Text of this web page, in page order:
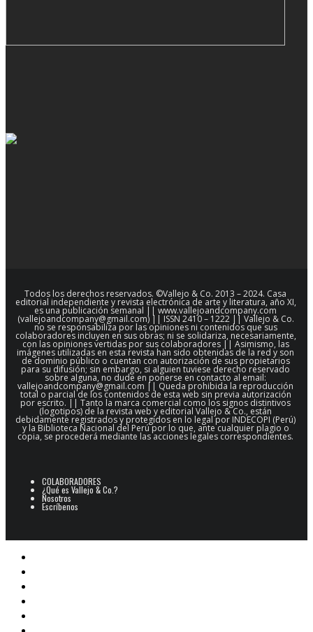
Todos los derechos reservados. ©Vallejo & Co. 2013 – 2024. Casa
editorial independiente y revista electrónica de arte y literatura, año XI,
es una publicación semanal || www.vallejoandcompany.com
(vallejoandcompany@gmail.com) || ISSN 2410 – 1222 || Vallejo & Co.
no se responsabiliza por las opiniones ni contenidos que sus
colaboradores incluyen en sus obras; ni se solidariza, necesariamente,
con las opiniones vertidas por sus colaboradores || Asimismo, las
imágenes utilizadas en esta revista han sido obtenidas de la red y son
de dominio público o cuentan con autorización de sus propietarios
para su difusión; sin embargo, si alguien tuviese derecho reservado
sobre alguna, no dude en ponerse en contacto al email:
vallejoandcompany@gmail.com || Queda prohibida la reproducción
total o parcial de los contenidos de esta web sin previa autorización
por escrito. || Tanto la marca comercial como los signos distintivos
(logotipos) de la revista web y editorial Vallejo & Co., están
debidamente registrados y protegidos en lo legal por INDECOPI (Perú)
y la Biblioteca Nacional del Perú por lo que, ante cualquier plagio o
copia, se procederá mediante las acciones legales correspondientes.
COLABORADORES
¿Qué es Vallejo & Co.?
Nosotros
Escríbenos